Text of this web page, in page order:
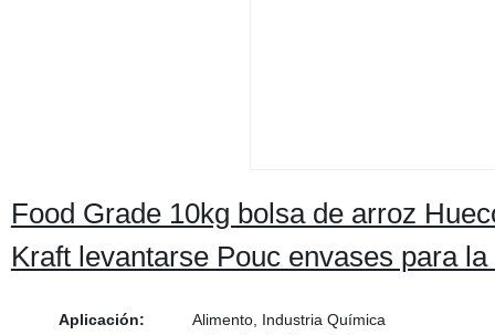
Food Grade 10kg bolsa de arroz
Kraft levantarse Pouc envases para la
Aplicación: Alimento, Industria Química